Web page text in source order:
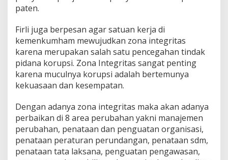
paten.
Firli juga berpesan agar satuan kerja di
kemenkumham mewujudkan zona integritas
karena merupakan salah satu pencegahan tindak
pidana korupsi. Zona Integritas sangat penting
karena muculnya korupsi adalah bertemunya
kekuasaan dan kesempatan.
Dengan adanya zona integritas maka akan adanya
perbaikan di 8 area perubahan yakni manajemen
perubahan, penataan dan penguatan organisasi,
penataan peraturan perundangan, penataan sdm,
penataan tata laksana, penguatan pengawasan,